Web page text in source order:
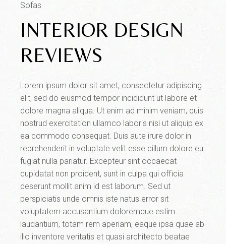
Sofas
INTERIOR DESIGN
REVIEWS
Lorem ipsum dolor sit amet, consectetur adipiscing
elit, sed do eiusmod tempor incididunt ut labore et
dolore magna aliqua. Ut enim ad minim veniam, quis
nostrud exercitation ullamco laboris nisi ut aliquip ex
ea commodo consequat. Duis aute irure dolor in
reprehenderit in voluptate velit esse cillum dolore eu
fugiat nulla pariatur. Excepteur sint occaecat
cupidatat non proident, sunt in culpa qui officia
deserunt mollit anim id est laborum. Sed ut
perspiciatis unde omnis iste natus error sit
voluptatem accusantium doloremque estim
laudantium, totam rem aperiam, eaque ipsa quae ab
illo inventore veritatis et quasi architecto beatae